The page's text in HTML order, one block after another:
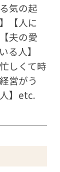
気の起
【人に
夫の愛
る人】
しくて時
営がう
】etc.